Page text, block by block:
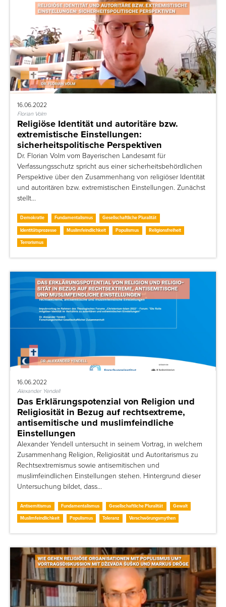
16.06.2022
Florian Volm
Religiöse Identität und autoritäre bzw.
extremistische Einstellungen:
sicherheitspolitische Perspektiven
Dr. Florian Volm vom Bayerischen Landesamt für
Verfassungsschutz spricht aus einer sicherheitsbehördlichen
Perspektive über den Zusammenhang von religiöser Identität
und autoritären bzw. extremistischen Einstellungen. Zunächst
stellt…
Demokratie Fundamentalismus
Gesellschaftliche Pluralität
Identitätsprozesse
Muslimfeindlichkeit Populismus
Religionsfreiheit
Terrorismus
16.06.2022
Alexander Yendell
Das Erklärungspotenzial von Religion und
Religiosität in Bezug auf rechtsextreme,
antisemitische und muslimfeindliche
Einstellungen
Alexander Yendell untersucht in seinem Vortrag, in welchem
Zusammenhang Religion, Religiosität und Autoritarismus zu
Rechtsextremismus sowie antisemitischen und
muslimfeindlichen Einstellungen stehen. Hintergrund dieser
Untersuchung bildet, dass…
Antisemitismus Fundamentalismus Gesellschaftliche Pluralität
Gewalt
Muslimfeindlichkeit
Populismus Toleranz Verschwörungsmythen